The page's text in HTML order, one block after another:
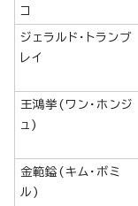
コ
ジェラルド・トランブ
レイ
王鴻挙(ワン・ホンジ
ュ)
金範鎰(キム・ボミ
ル)